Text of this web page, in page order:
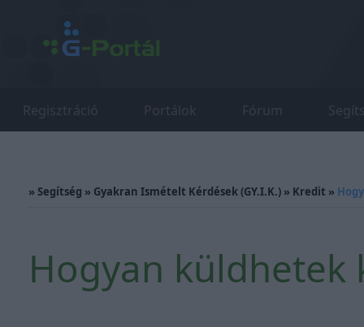
Regisztráció Portálok Fórum
» Segítség » Gyakran Ismételt Kérdések (GY.I.K.) » Kredit »
Hogyan küldhetek